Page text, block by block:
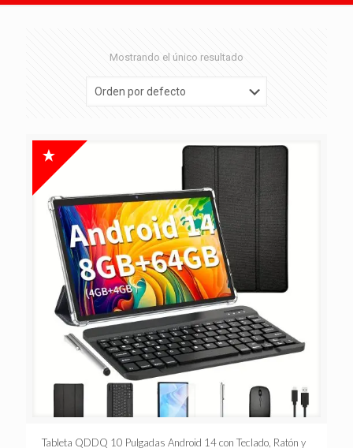
Mostrando el único resultado
Tableta QDDQ 10 Pulgadas Android 14 con Teclado, Ratón y